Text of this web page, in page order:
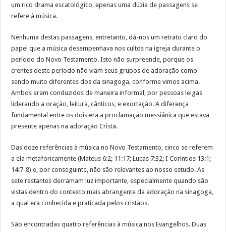
um rico drama escatológico, apenas uma dúzia de passagens se
refere à música.
Nenhuma destas passagens, entretanto, dá-nos um retrato claro do
papel que a música desempenhava nos cultos na igreja durante o
período do Novo Testamento. Isto não surpreende, porque os
crentes deste período não viam seus grupos de adoração como
sendo muito diferentes dos da sinagoga, conforme vimos acima.
Ambos eram conduzidos de maneira informal, por pessoas leigas
liderando a oração, leitura, cânticos, e exortação. A diferença
fundamental entre os dois era a proclamação messiânica que estava
presente apenas na adoração Cristã.
Das doze referências à música no Novo Testamento, cinco se referem
a ela metaforicamente (Mateus 6:2; 11:17; Lucas 7:32; I Coríntios 13:1;
14:7-8) e, por conseguinte, não são relevantes ao nosso estudo. As
sete restantes derramam luz importante, especialmente quando são
vistas dentro do contexto mais abrangente da adoração na sinagoga,
a qual era conhecida e praticada pelos cristãos.
São encontradas quatro referências à música nos Evangelhos. Duas